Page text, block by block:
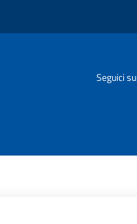
Seguici su